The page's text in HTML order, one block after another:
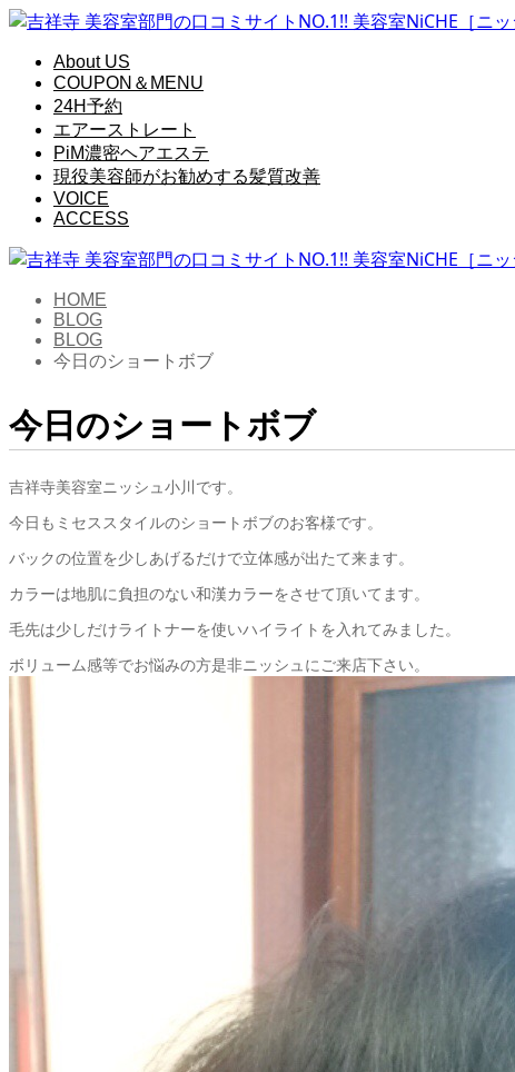
About US
COUPON＆MENU
24H予約
エアーストレート
PiM濃密ヘアエステ
現役美容師がお勧めする髪質改善
VOICE
ACCESS
HOME
BLOG
BLOG
今日のショートボブ
今日のショートボブ
吉祥寺美容室ニッシュ小川です。
今日もミセススタイルのショートボブのお客様です。
バックの位置を少しあげるだけで立体感が出たて来ます。
カラーは地肌に負担のない和漢カラーをさせて頂いてます。
毛先は少しだけライトナーを使いハイライトを入れてみました。
ボリューム感等でお悩みの方是非ニッシュにご来店下さい。